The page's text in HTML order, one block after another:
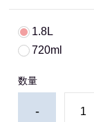
1.8L
720ml
数量
-